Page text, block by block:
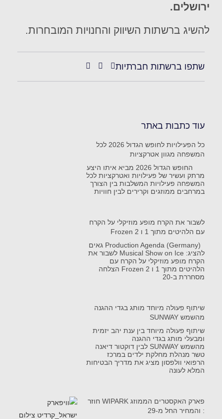
ירושלים.
להשיג ברשתות השיווק והחנויות המובחרות.
שתפו ברשתות חברתיות
עוד כתבות באתר
כל הפעילויות לחופש הגדול 2026 לכל
המשפחה מגוון אטרקציות
החופש הגדול 2026 מביא איתו היצע
מרתק ועשיר של פעילויות ואטרקציות לכל
המשפחה פעילויות המשלבות בין הצורך
במרחבים ממוזגים וקרירים לבין חוויות
לשבור את הקרח מופע מוזיקלי על הקרח
עם הלהיטים מתוך 1 ו Frozen 2
Production Agenda (Germany) גאים
להציג: Musical Show on Ice לשבור את
הקרח מופע מוזיקלי על הקרח עם
הלהיטים מתוך 1 ו Frozen 2 הצלחה
מסחררת ב-20
שיתוף פעולה מיוחד מותג בגדי ההגנה
מהשמש SUNWAY
שיתוף פעולה מיוחד בין ענת יהב יזמית
ומבעלי מותג בגדי ההגנה
מהשמש SUNWAY לבין דוקטור דיאנה
טשר מנהלת מחלקת ילדים במרכז
הרפואי וולפסון מציג את מדריך הבטיחות
המלא לעונה
פארק האקסטרים הממוזג WIPARK חוזר
: והמחיר החל מ-29